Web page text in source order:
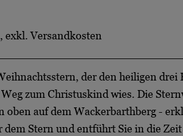
, exkl.Versandkosten
der den heiligen drei
zum Christuskind wies. Die
oben auf dem Wackerbarthberg -
dem Stern und entführt Sie in die